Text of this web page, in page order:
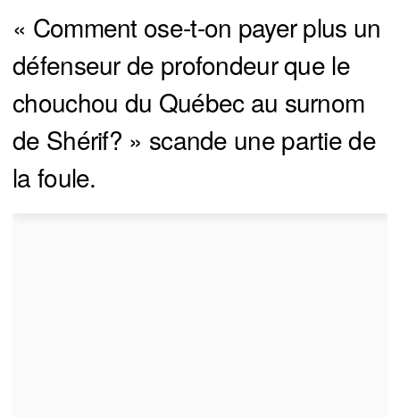
« Comment ose-t-on payer plus un
défenseur de profondeur que le
chouchou du Québec au surnom
de Shérif? » scande une partie de
la foule.